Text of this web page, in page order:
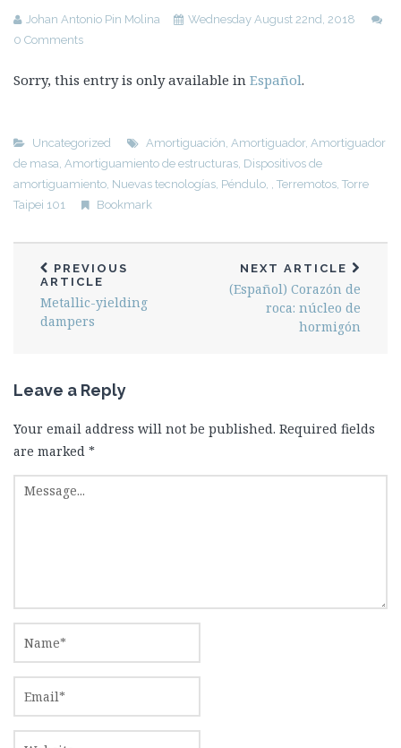
Johan Antonio Pin Molina
Wednesday August 22nd, 2018
0 Comments
Sorry, this entry is only available in Español.
Uncategorized Amortiguación, Amortiguador, Amortiguador
de masa, Amortiguamiento de estructuras, Dispositivos de
amortiguamiento, Nuevas tecnologías, Péndulo, , Terremotos, Torre
Taipei 101
Bookmark
PREVIOUS
ARTICLE
Metallic-yielding
dampers
NEXT ARTICLE
(Español) Corazón de
roca: núcleo de
hormigón
Leave a Reply
Your email address will not be published. Required fields
are marked *